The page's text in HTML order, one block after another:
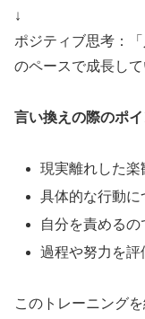
↓
ポジティブ思考：
のペースで成長して
言い換えの際のポイ
現実離れした楽
具体的な行動に
自分を責める
過程や努力を評
このトレーニングを